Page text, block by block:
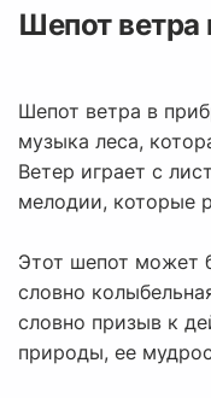
Шепот
Шепот ветра в
музыка леса,
Ветер играет с
мелодии, которые
Этот шепот может
словно
словно призыв к
природы, ее